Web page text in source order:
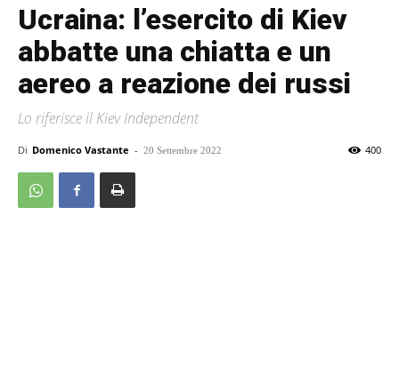
Ucraina: l’esercito di Kiev
abbatte una chiatta e un
aereo a reazione dei russi
Lo riferisce il Kiev Independent
Di Domenico Vastante - 20 Settembre 2022 400